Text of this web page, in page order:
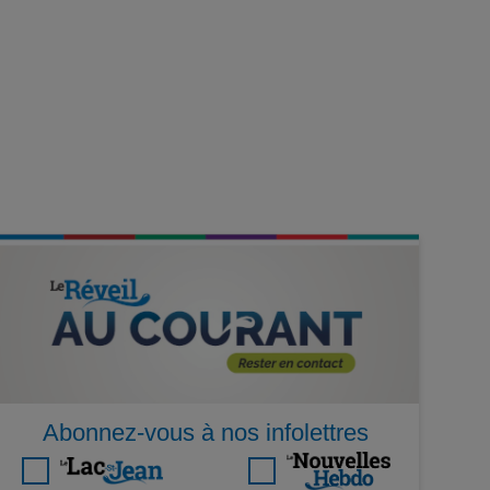
Abonnez-vous à nos infolettres